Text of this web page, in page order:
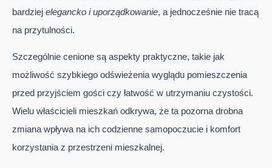
bardziej elegancko i uporządkowanie, a jednocześnie nie tracą
na przytulności.
Szczególnie cenione są aspekty praktyczne, takie jak
możliwość szybkiego odświeżenia wyglądu pomieszczenia
przed przyjściem gości czy łatwość w utrzymaniu czystości.
Wielu właścicieli mieszkań odkrywa, że ta pozorna drobna
zmiana wpływa na ich codzienne samopoczucie i komfort
korzystania z przestrzeni mieszkalnej.